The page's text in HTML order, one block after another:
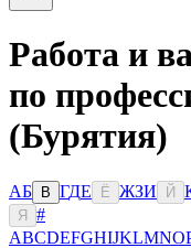
Работа и
по
(Бурятия)
АБ В ГДЕ Ё ЖЗИ Й
Я
#
ABCDEFGHIJKLMNO